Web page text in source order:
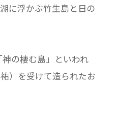
に浮かぶ竹生島と日の
神の棲む島」といわれ
）を受けて造られたお